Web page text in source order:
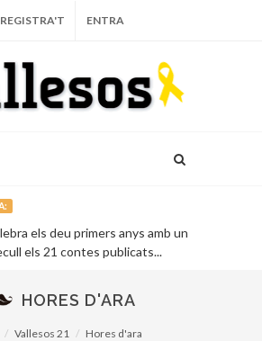
REGISTRA'T ENTRA
els deu primers anys amb un
els 21 contes publicats...
HORES D'ARA
Vallesos 21 Hores d'ara